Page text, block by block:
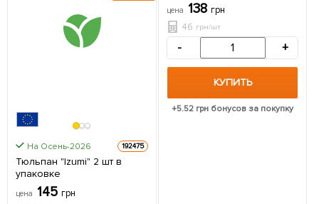
На Осень-2026 192475
Тюльпан "Izumi" 2 шт в
упаковке
цена 145 грн
цена 138 грн
46 грн/шт
- +
КУПИТЬ
+5.52 грн бонусов за покупку